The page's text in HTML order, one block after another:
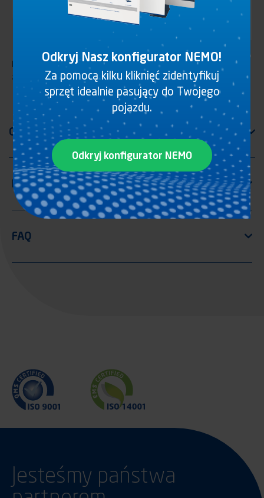
Drabinka składana, 1 stopień, stal galwanizowana, blokowana
zatrzaskiem po złożeniu
Jesteśmy państwa
Odkryj Nasz konfigurator NEMO!
Za pomocą kilku kliknięć zidentyfikuj
sprzęt idealnie pasujący do Twojego
pojazdu.
Odkryj konfigurator NEMO